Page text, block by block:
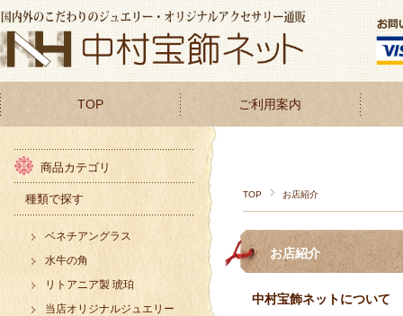
TOP ご利用案内
TOP お店紹介
お店紹介
中村宝飾ネットについて
商品カテゴリ
種類で探す
ベネチアングラス
水牛の角
リトアニア製 琥珀
当店オリジナルジュエリー